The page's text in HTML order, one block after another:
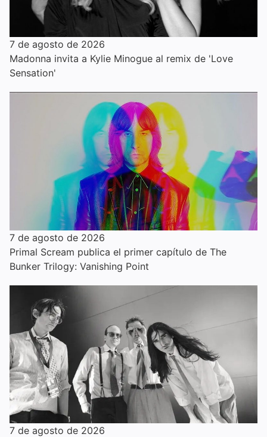
7 de agosto de 2026
Madonna invita a Kylie Minogue al remix de 'Love
Sensation'
7 de agosto de 2026
Primal Scream publica el primer capítulo de The
Bunker Trilogy: Vanishing Point
7 de agosto de 2026